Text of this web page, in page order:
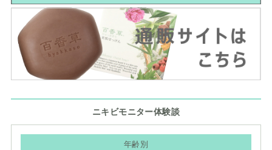
ニキビモニター体験談
年齢別